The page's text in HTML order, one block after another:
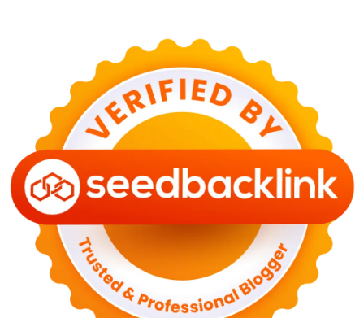
Bahaya Memakai Softlens untuk Mata yang Jarang
Diketahui
29 Juni 2026
NASIONAL
PLN Kalimantan Lakukan Manajemen Beban
Akibat Gangguan PLTGU
29 Juni 2026
KEUANGAN & INVESTASI
Harga Minyak Dunia Hari Ini Naik, WTI dan Brent
Sama-sama Menguat
GAYA HIDUP
Sinopsis Film Marauders, Misteri Perampokan
Bank dengan Konspirasi Tersembunyi
30 Juni 2026